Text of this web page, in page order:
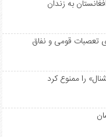
به زندان
تعصبات قومی و نفاق
را ممنوع کرد